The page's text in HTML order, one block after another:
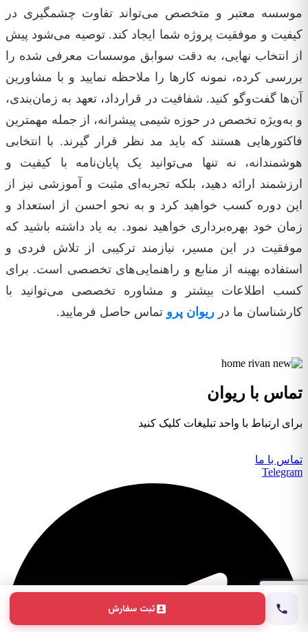
ثبت سفارش
موسسه‌ معتبر و متخصص می‌تواند تفاوت چشمگیری در
کیفیت و موفقیت پروژه شما ایجاد کند. توصیه می‌شود پیش
از انتخاب نهایی، به دقت سوابق موسسات معرفی شده را
بررسی کرده، نمونه کارها را ملاحظه نمایید و با مشاورین
آن‌ها گفت‌وگو کنید. شفافیت در قرارداد، تعهد به زمان‌بندی،
و به‌ویژه تخصص در حوزه شیمی پیشرانه، از جمله مهمترین
فاکتورهایی هستند که باید مد نظر قرار گیرند. با انتخابی
هوشمندانه، نه تنها می‌توانید یک پایان‌نامه با کیفیت و
ارزشمند ارائه دهید، بلکه تجربه‌ای مثبت و آموزشی نیز از
این دوره کسب خواهید کرد و به نحو احسن از استعداد و
زمان خود بهره‌برداری خواهید نمود. به یاد داشته باشید که
موفقیت در این مسیر، نیازمند ترکیبی از تلاش فردی و
استفاده بهینه از منابع و راهنمایی‌های تخصصی است. برای
کسب اطلاعات بیشتر و مشاوره تخصصی می‌توانید با
کارشناسان ما در ریوان پرو تماس حاصل فرمایید.
تماس با ریوان
برای ارتباط با واحد تبلیغات کلیک کنید
تماس با ما
Telegram